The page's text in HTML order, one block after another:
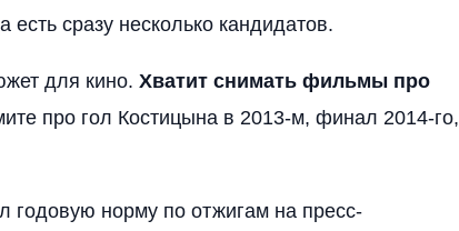
сразу несколько кандидатов.
для кино. Хватит снимать фильмы про
про гол Костицына в 2013-м, финал 2014-го,
годовую норму по отжигам на пресс-